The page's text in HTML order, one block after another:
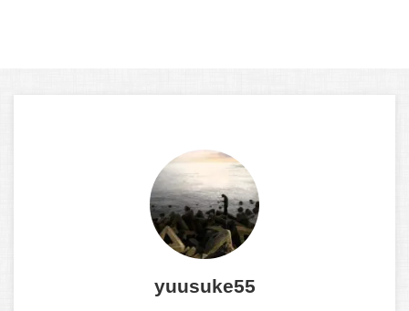
yuusuke55